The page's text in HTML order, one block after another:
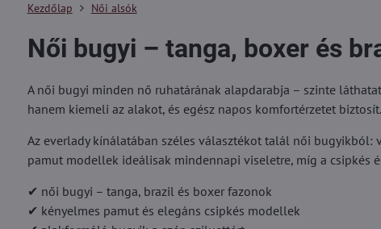
Kezdőlap Női alsók
Női bugyi – tanga, boxer és
A női bugyi minden nő ruhatárának alapdarabja – szinte
hanem kiemeli az alakot, és egész napos komfortérzetet biztosít.
Az everlady kínálatában széles választékot talál női bugyikból:
pamut modellek ideálisak mindennapi viseletre, míg a csipkés
✔ női bugyi – tanga, brazil és boxer fazonok
✔ kényelmes pamut és elegáns csipkés modellek